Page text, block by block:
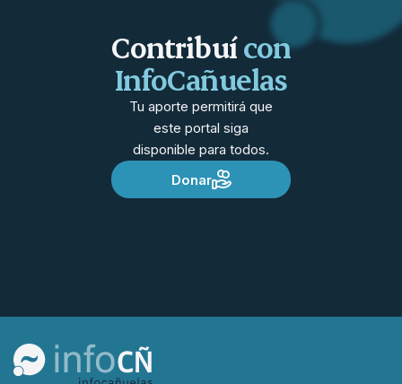
Contribuícon
InfoCañuelas
Tu aporte permitirá que
este portal siga
disponible para todos.
Donar